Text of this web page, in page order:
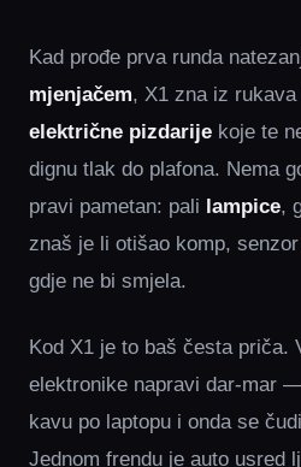
Kad prođe prva runda
mjenjačem, X1 zna iz
električne pizdarije koje te
dignu tlak do plafona. Nema
pravi pametan: pali lampice,
znaš je li otišao komp,
gdje ne bi smjela.
Kod X1 je to baš česta priča.
elektronike napravi dar-mar
kavu po laptopu i onda se
Jednom frendu je auto usred